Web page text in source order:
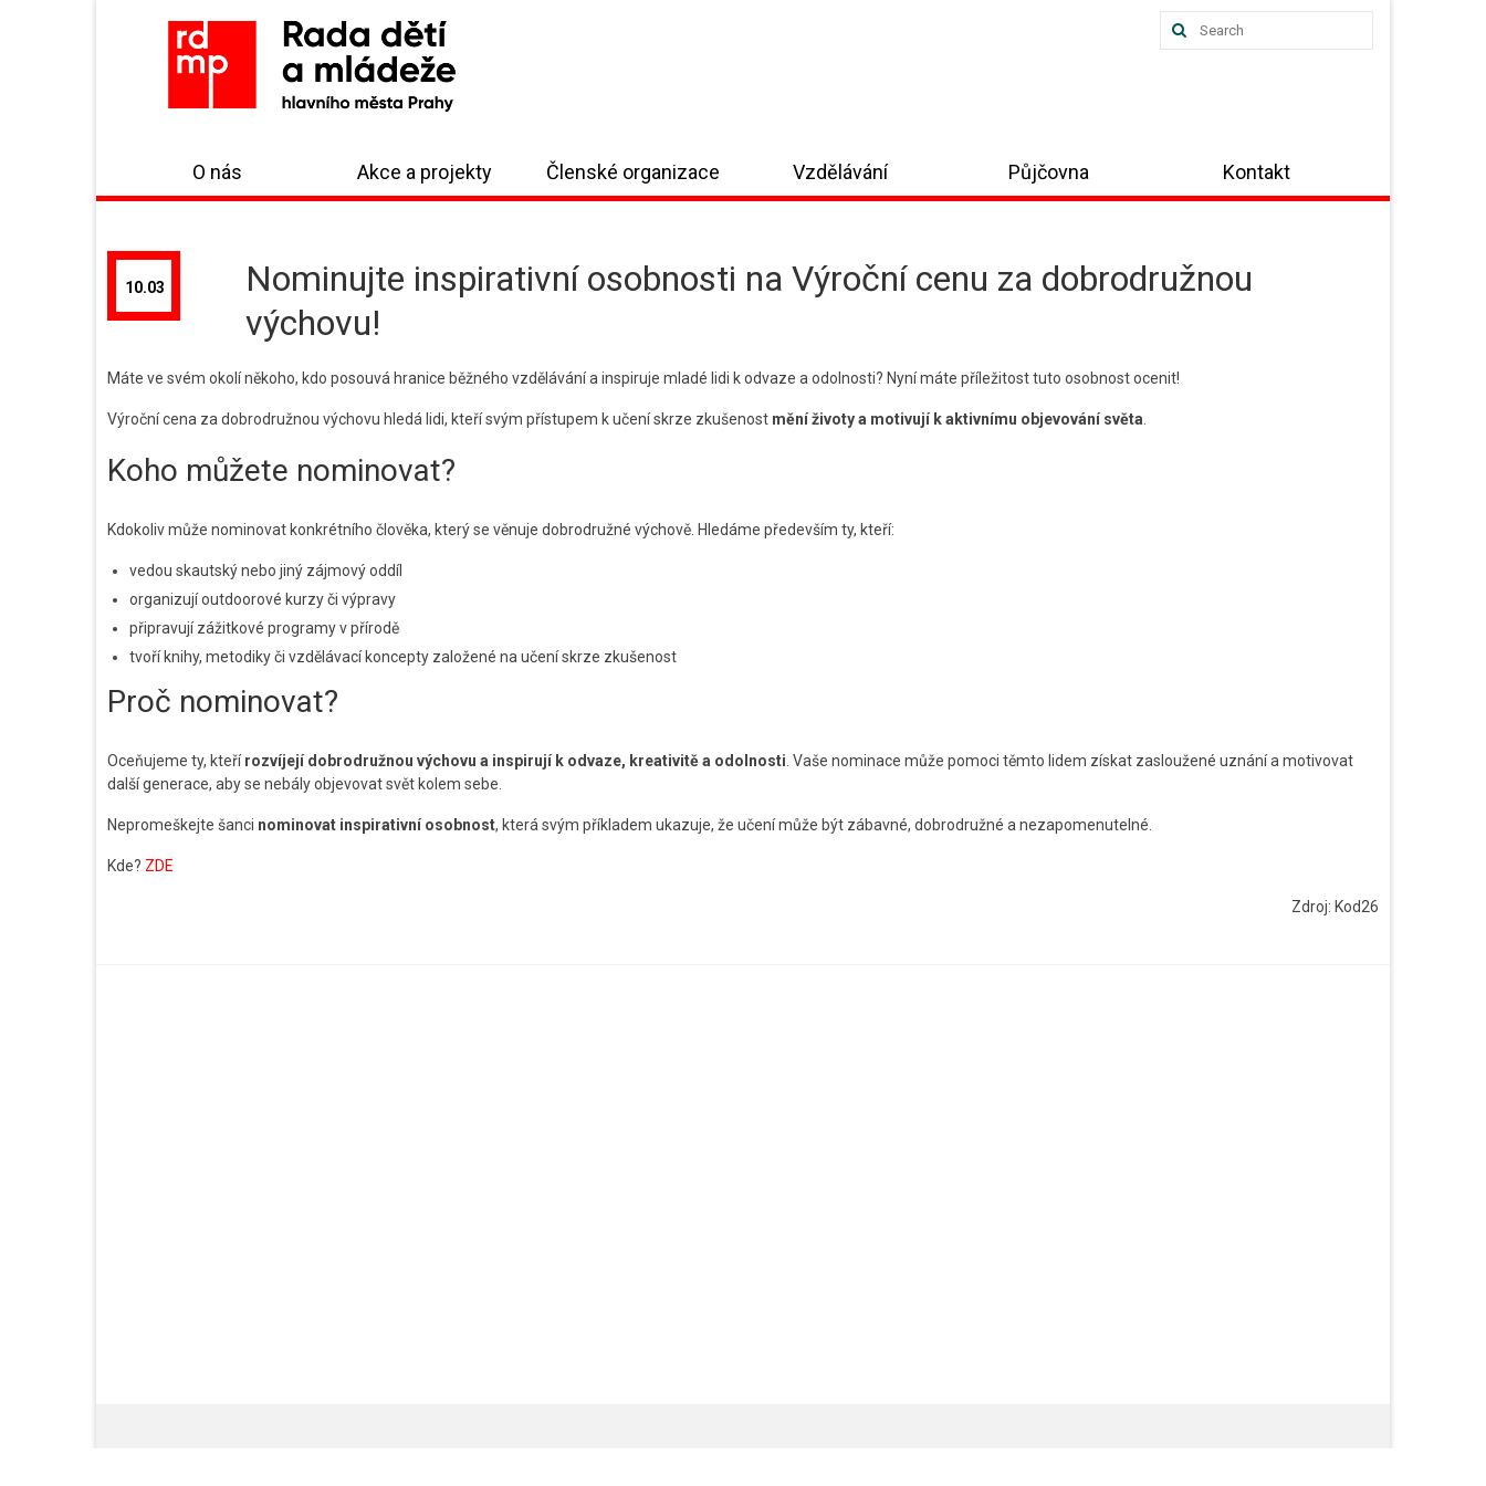
Search
O nás Akce a projekty Členské organizace Vzdělávání Půjčovna Kontakt
10.03
Nominujte inspirativní osobnosti na Výroční cenu za dobrodružnou
výchovu!
Máte ve svém okolí někoho, kdo posouvá hranice běžného vzdělávání a inspiruje mladé lidi k odvaze a odolnosti? Nyní máte příležitost tuto osobnost ocenit!
Výroční cena za dobrodružnou výchovu hledá lidi, kteří svým přístupem k učení skrze zkušenost mění životy a motivují k aktivnímu objevování světa
Koho můžete nominovat?
Kdokoliv může nominovat konkrétního člověka, který se věnuje dobrodružné výchově. Hledáme především ty, kteří:
vedou skautský nebo jiný zájmový oddíl
organizují outdoorové kurzy či výpravy
připravují zážitkové programy v přírodě
tvoří knihy, metodiky či vzdělávací koncepty založené na učení skrze zkušenost
Proč nominovat?
Oceňujeme ty, kteřírozvíjejí dobrodružnou výchovu a inspirují k odvaze, kreativitě a odolnosti . Vaše nominace může pomoci těmto lidem získat zasloužené uznání a motivovat
další generace, aby se nebály objevovat svět kolem sebe.
Nepromeškejte šanci nominovat inspirativní osobnost, která svým příkladem ukazuje, že učení může být zábavné, dobrodružné a nezapomenutelné.
Kde? ZDE
Zdroj: Kod26